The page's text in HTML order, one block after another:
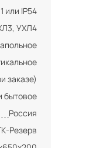
или IP54
УХЛ4
заказе)
бытовое
Россия
Резерв